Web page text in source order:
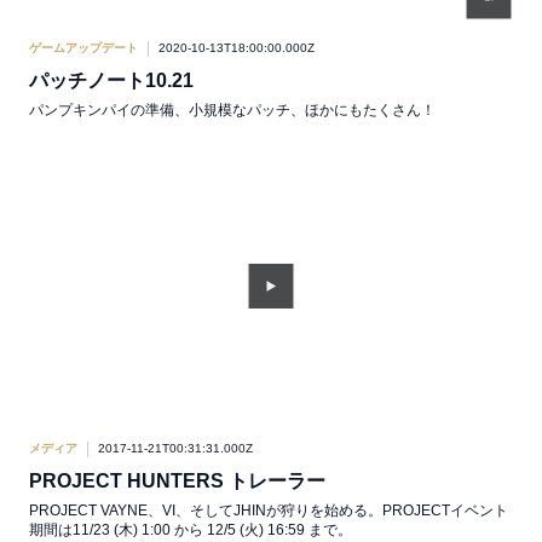
ゲームアップデート 2020-10-13T18:00:00.000Z
パッチノート10.21
パンプキンパイの準備、小規模なパッチ、ほかにもたくさん！
メディア 2017-11-21T00:31:31.000Z
PROJECT HUNTERS トレーラー
PROJECT VAYNE、VI、そしてJHINが狩りを始める。PROJECTイベント
期間は11/23 (木) 1:00 から 12/5 (火) 16:59 まで。